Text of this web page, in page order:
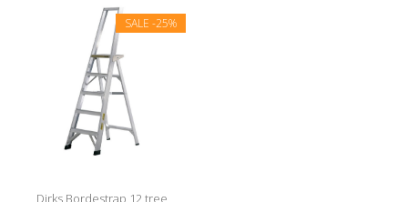
SALE -25%
Dirks Bordestrap 12 tree